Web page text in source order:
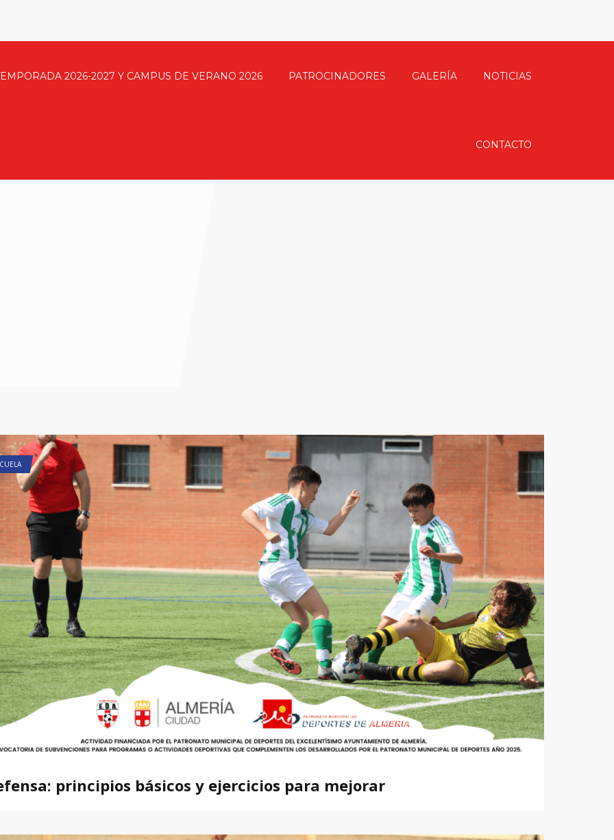
2026-2027 Y CAMPUS DE VERANO 2026 PATROCINADORES GALERÍA NOTICIAS
CONTACTO
principios básicos y ejercicios para mejorar